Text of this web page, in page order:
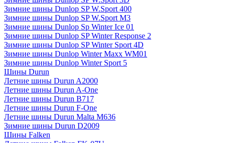
Зимние шины Dunlop SP W.Sport 400
Зимние шины Dunlop SP W.Sport M3
Зимние шины Dunlop Sp Winter Ice 01
Зимние шины Dunlop SP Winter Response 2
Зимние шины Dunlop SP Winter Sport 4D
Зимние шины Dunlop Winter Maxx WM01
Зимние шины Dunlop Winter Sport 5
Шины Durun
Летние шины Durun A2000
Летние шины Durun A-One
Летние шины Durun B717
Летние шины Durun F-One
Летние шины Durun Malta M636
Зимние шины Durun D2009
Шины Falken